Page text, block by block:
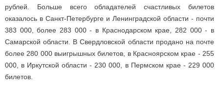
рублей. Больше всего обладателей счастливых билетов
оказалось в Санкт-Петербурге и Ленинградской области - почти
383 000, более 283 000 - в Краснодарском крае, 282 000 - в
Самарской области. В Свердловской области продано на почте
более 280 000 выигрышных билетов, в Красноярском крае - 255
000, в Иркутской области - 230 000, в Пермском крае - 229 000
билетов.